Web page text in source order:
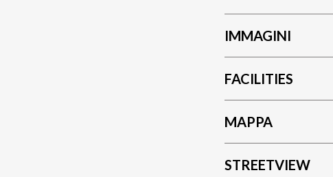
IMMAGINI
FACILITIES
MAPPA
STREETVIEW